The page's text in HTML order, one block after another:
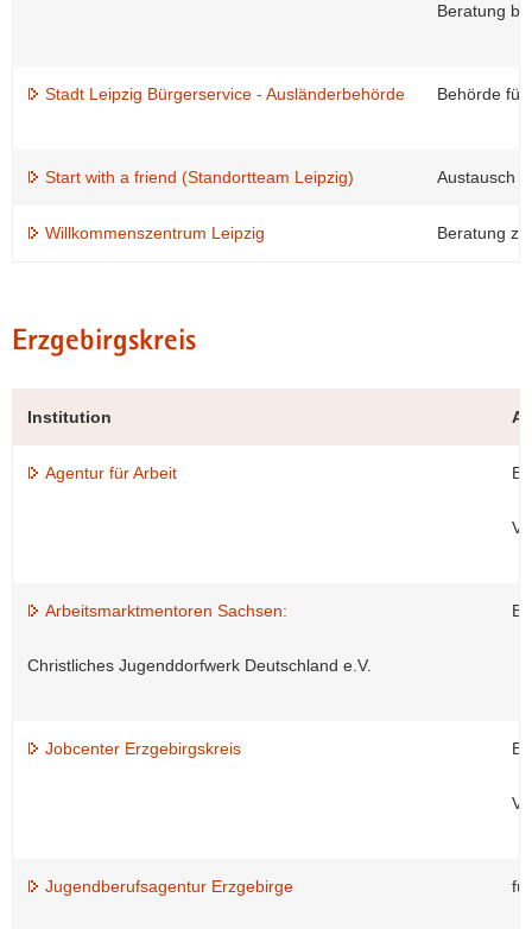
Beratung
Stadt Leipzig Bürgerservice - Ausländerbehörde Behörde für
Start with a friend (Standortteam Leipzig) Austausch
Willkommenszentrum Leipzig Beratung
Erzgebirgskreis
Institution
Agentur für Arbeit
Arbeitsmarktmentoren Sachsen:
Christliches Jugenddorfwerk Deutschland e.V.
Jobcenter Erzgebirgskreis
Jugendberufsagentur Erzgebirge